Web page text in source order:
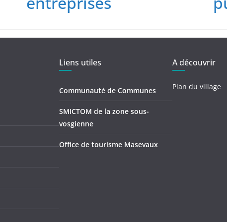
Liens utiles
Communauté de Communes
SMICTOM de la zone sous-
vosgienne
Office de tourisme Masevaux
A découvrir
Plan du village